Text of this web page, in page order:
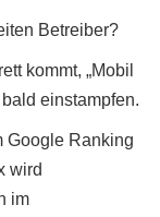
Betreiber?
kommt, „Mobil
einstampfen.
Google Ranking
wird
im